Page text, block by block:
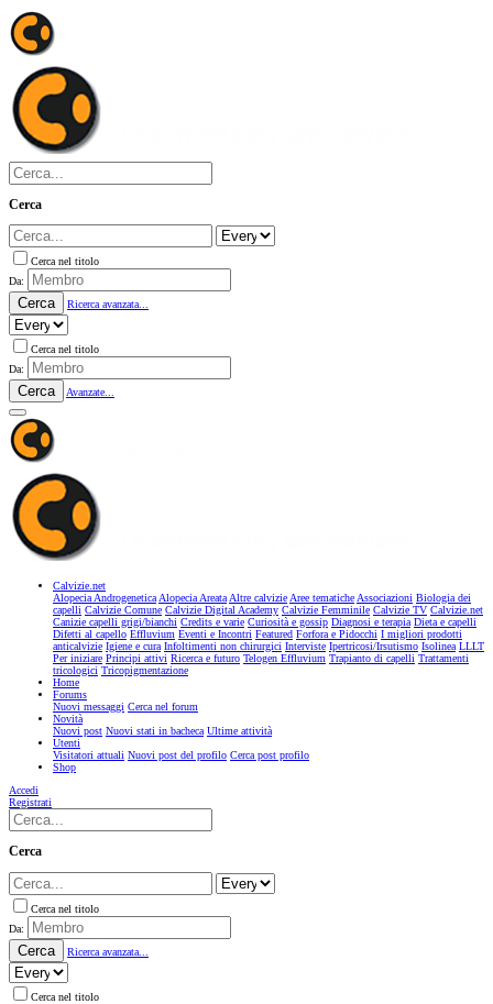
Cerca
Cerca nel titolo
Da:
Cerca Ricerca avanzata...
Cerca nel titolo
Da:
Cerca Avanzate...
Calvizie.net
Alopecia AndrogeneticaAlopecia AreataAltre calvizieAree tematicheAssociazioni Biologia dei
capelli Calvizie Comune Calvizie Digital Academy Calvizie Femminile Calvizie TV Calvizie.net
Canizie capelli grigi/bianchi Credits e varie Curiosità e gossip Diagnosi e terapia Dieta e capelli
Difetti al capello Effluvium Eventi e Incontri Featured Forfora e Pidocchi I migliori prodotti
anticalvizie Igiene e cura Infoltimenti non chirurgici Interviste Ipertricosi/Irsutismo Isolinea LLLT
Per iniziare Principi attivi Ricerca e futuro Telogen Effluvium Trapianto di capelli Trattamenti
tricologici Tricopigmentazione
Home
Forums
Nuovi messaggi Cerca nel forum
Novità
Nuovi post Nuovi stati in bacheca Ultime attività
Utenti
Visitatori attuali Nuovi post del profilo Cerca post profilo
Shop
Accedi
Registrati
Cerca
Cerca nel titolo
Da:
Cerca Ricerca avanzata...
Cerca nel titolo